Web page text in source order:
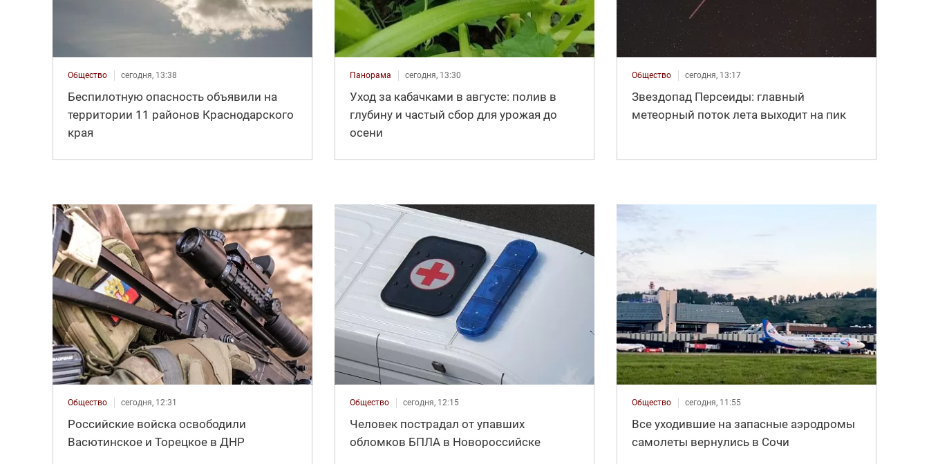
Общество сегодня, 13:38
Беспилотную опасность объявили на
территории 11 районов Краснодарского
края
Панорама сегодня, 13:30
Уход за кабачками в августе: полив в
глубину и частый сбор для урожая до
осени
Общество сегодня, 13:17
Звездопад Персеиды: главный
метеорный поток лета выходит на пик
Общество сегодня, 12:31
Российские войска освободили
Васютинское и Торецкое в ДНР
Общество сегодня, 12:15
Человек пострадал от упавших
обломков БПЛА в Новороссийске
Общество сегодня, 11:55
Все уходившие на запасные аэродромы
самолеты вернулись в Сочи